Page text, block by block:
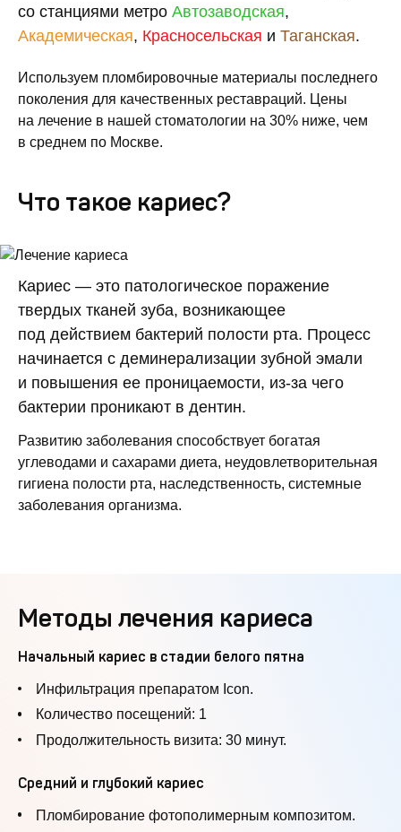
со станциями метро Автозаводская,
Академическая, Красносельская и Таганская.
Используем пломбировочные материалы последнего
поколения для качественных реставраций. Цены
на лечение в нашей стоматологии на 30% ниже, чем
в среднем по Москве.
Что такое кариес?
Кариес — это патологическое поражение
твердых тканей зуба, возникающее
под действием бактерий полости рта. Процесс
начинается с деминерализации зубной эмали
и повышения ее проницаемости, из-за чего
бактерии проникают в дентин.
Развитию заболевания способствует богатая
углеводами и сахарами диета, неудовлетворительная
гигиена полости рта, наследственность, системные
заболевания организма.
Методы лечения кариеса
Начальный кариес в стадии белого пятна
Инфильтрация препаратом Icon.
Количество посещений: 1
Продолжительность визита: 30 минут.
Средний и глубокий кариес
Пломбирование фотополимерным композитом.